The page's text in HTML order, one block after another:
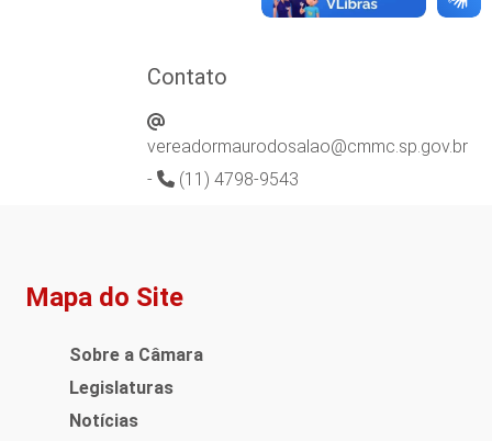
Contato
vereadormaurodosalao@cmmc.sp.gov.br
-
(11) 4798-9543
Mapa do Site
Sobre a Câmara
Legislaturas
Notícias